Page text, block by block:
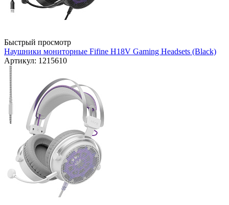
Быстрый просмотр
Наушники мониторные Fifine H18V Gaming Headsets (Black)
Артикул: 1215610